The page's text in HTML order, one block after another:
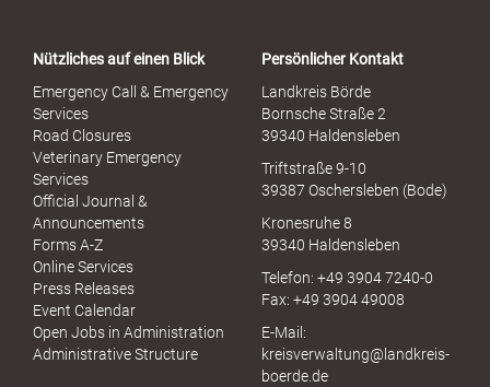
S
s
Nützliches auf einen Blick
Emergency Call & Emergency
Services
Road Closures
Veterinary Emergency
Services
Official Journal &
Announcements
Forms A-Z
Online Services
Press Releases
Event Calendar
Open Jobs in Administration
Administrative Structure
Persönlicher Kontakt
Landkreis Börde
Bornsche Straße 2
39340 Haldensleben
Triftstraße 9-10
39387 Oschersleben (Bode)
Kronesruhe 8
39340 Haldensleben
Telefon: +49 3904 7240-0
Fax: +49 3904 49008
E-Mail:
kreisverwaltung@landkreis-
boerde.de